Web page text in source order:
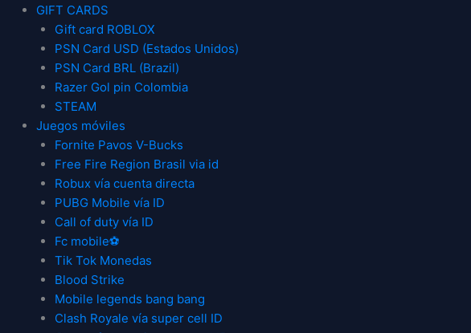
GIFT CARDS
Gift card ROBLOX
PSN Card USD (Estados Unidos)
PSN Card BRL (Brazil)
Razer Gol pin Colombia
STEAM
Juegos móviles
Fornite Pavos V-Bucks
Free Fire Region Brasil via id
Robux vía cuenta directa
PUBG Mobile vía ID
Call of duty vía ID
Fc mobile⚽
Tik Tok Monedas
Blood Strike
Mobile legends bang bang
Clash Royale vía super cell ID